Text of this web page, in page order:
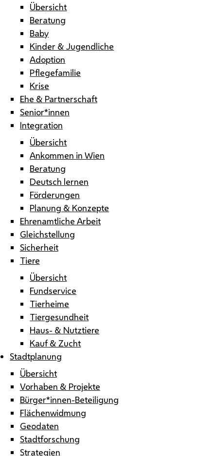
Übersicht
Beratung
Baby
Kinder & Jugendliche
Adoption
Pflegefamilie
Krise
Ehe & Partnerschaft
Senior*innen
Integration
Übersicht
Ankommen in Wien
Beratung
Deutsch lernen
Förderungen
Planung & Konzepte
Ehrenamtliche Arbeit
Gleichstellung
Sicherheit
Tiere
Übersicht
Fundservice
Tierheime
Tiergesundheit
Haus- & Nutztiere
Kauf & Zucht
Stadtplanung
Übersicht
Vorhaben & Projekte
Bürger*innen-Beteiligung
Flächenwidmung
Geodaten
Stadtforschung
Strategien